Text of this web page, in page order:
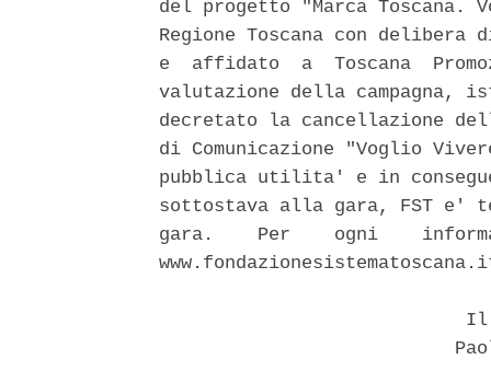
del progetto "Marca
Regione Toscana con
e  affidato  a  Toscana
valutazione della campagna,
decretato la cancellazione
di Comunicazione "Voglio
pubblica utilita' e in
sottostava alla gara, FST e'
gara.    Per    ogni